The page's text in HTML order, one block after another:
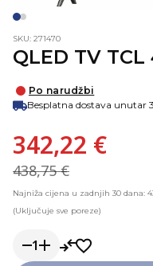
SKU: 271470
QLED TV TCL
Po narudžbi
Besplatna dostava unutar
342,22 €
438,75 €
Najniža cijena u zadnjih 30 dana:
(Uključuje sve poreze)
1